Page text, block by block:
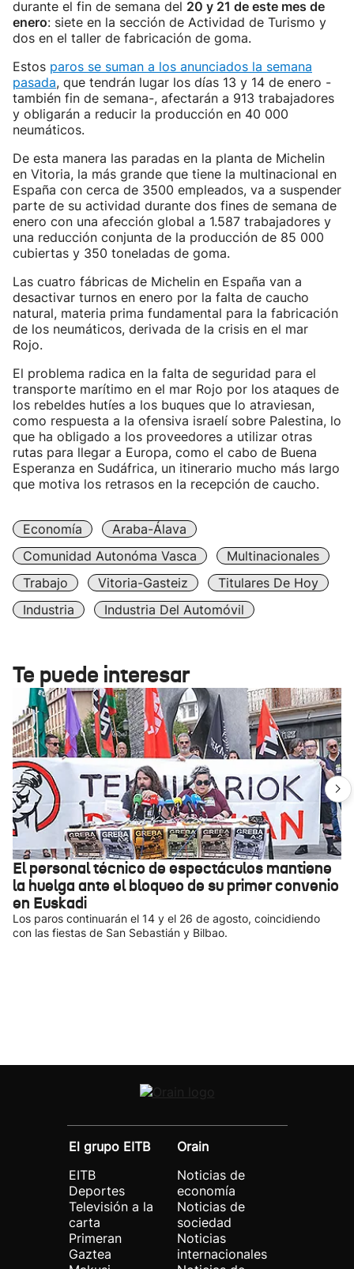
durante el fin de semana del 20 y 21 de este mes de
enero: siete en la sección de Actividad de Turismo y
dos en el taller de fabricación de goma.
Estos paros se suman a los anunciados la semana
pasada, que tendrán lugar los días 13 y 14 de enero -
también fin de semana-, afectarán a 913 trabajadores
y obligarán a reducir la producción en 40 000
neumáticos.
De esta manera las paradas en la planta de Michelin
en Vitoria, la más grande que tiene la multinacional en
España con cerca de 3500 empleados, va a suspender
parte de su actividad durante dos fines de semana de
enero con una afección global a 1.587 trabajadores y
una reducción conjunta de la producción de 85 000
cubiertas y 350 toneladas de goma.
Las cuatro fábricas de Michelin en España van a
desactivar turnos en enero por la falta de caucho
natural, materia prima fundamental para la fabricación
de los neumáticos, derivada de la crisis en el mar
Rojo.
El problema radica en la falta de seguridad para el
transporte marítimo en el mar Rojo por los ataques de
los rebeldes hutíes a los buques que lo atraviesan,
como respuesta a la ofensiva israelí sobre Palestina, lo
que ha obligado a los proveedores a utilizar otras
rutas para llegar a Europa, como el cabo de Buena
Esperanza en Sudáfrica, un itinerario mucho más largo
que motiva los retrasos en la recepción de caucho.
Economía
Araba-Álava
Comunidad Autonóma Vasca
Multinacionales
Trabajo
Vitoria-Gasteiz
Titulares De Hoy
Industria
Industria Del Automóvil
Te puede interesar
El personal técnico de espectáculos mantiene
la huelga ante el bloqueo de su primer convenio
en Euskadi
Los paros continuarán el 14 y el 26 de agosto, coincidiendo
con las fiestas de San Sebastián y Bilbao.
El grupo EITB
EITB
Deportes
Televisión a la
carta
Primeran
Gaztea
Orain
Noticias de
economía
Noticias de
sociedad
Noticias
internacionales